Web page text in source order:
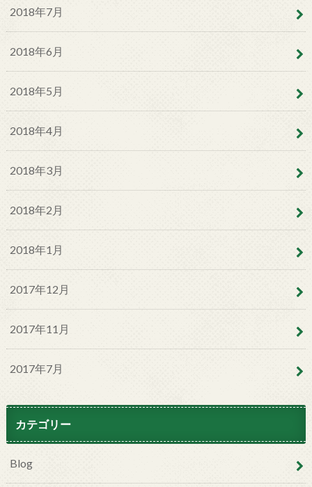
2018年7月
2018年6月
2018年5月
2018年4月
2018年3月
2018年2月
2018年1月
2017年12月
2017年11月
2017年7月
カテゴリー
Blog